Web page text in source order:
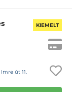
út 11.
KIEMELT